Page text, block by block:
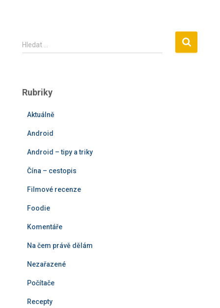
V
y
d
Hledat …
Rubriky
Aktuálně
Android
Android – tipy a triky
Čína – cestopis
Filmové recenze
Foodie
Komentáře
Na čem právě dělám
Nezařazené
Počítače
Recepty